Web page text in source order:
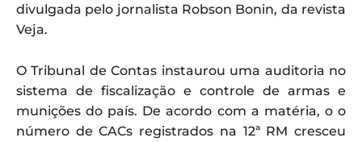
divulgada pelo jornalista Robson Bonin, da revista
Veja.
O Tribunal de Contas instaurou uma auditoria no
sistema de fiscalização e controle de armas e
munições do país. De acordo com a matéria, o o
número de CACs registrados na 12ª RM cresceu